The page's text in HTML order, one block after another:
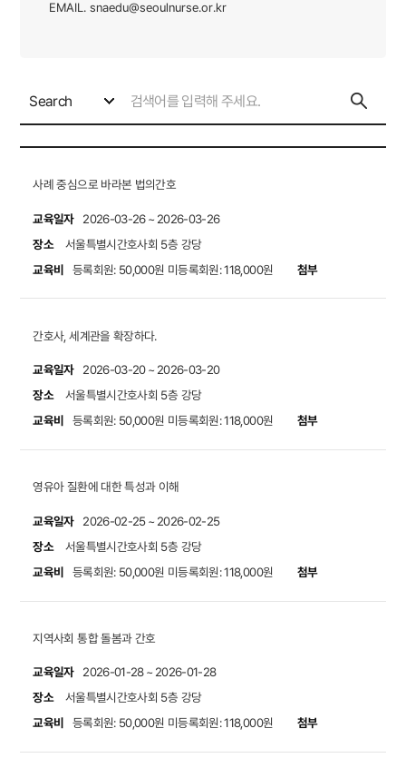
EMAIL. snaedu@seoulnurse.or.kr
Search
사례 중심으로 바라본 법의간호
교육일자 2026-03-26 ~ 2026-03-26
장소 서울특별시간호사회 5층 강당
교육비 등록회원: 50,000원 미등록회원: 118,000원 첨부
간호사, 세계관을 확장하다.
교육일자 2026-03-20 ~ 2026-03-20
장소 서울특별시간호사회 5층 강당
교육비 등록회원: 50,000원 미등록회원: 118,000원 첨부
영유아 질환에 대한 특성과 이해
교육일자 2026-02-25 ~ 2026-02-25
장소 서울특별시간호사회 5층 강당
교육비 등록회원: 50,000원 미등록회원: 118,000원 첨부
지역사회 통합 돌봄과 간호
교육일자 2026-01-28 ~ 2026-01-28
장소 서울특별시간호사회 5층 강당
교육비 등록회원: 50,000원 미등록회원: 118,000원 첨부